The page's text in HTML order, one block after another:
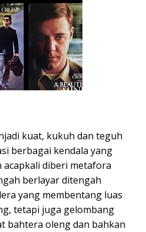
kuat, kukuh dan teguh
berbagai kendala yang
acapkali diberi metafora
berlayar ditengah
yang membentang luas
tetapi juga gelombang
bahtera oleng dan bahkan